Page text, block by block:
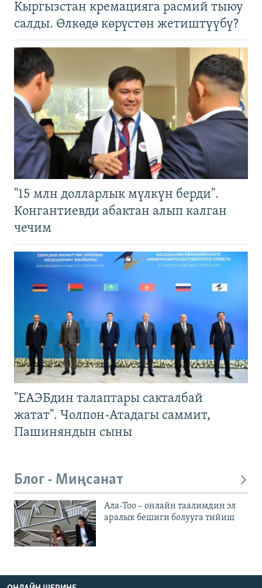
Кыргызстан кремацияга расмий тыюу
салды. Өлкөдө көрүстөн жетиштүүбү?
"15 млн долларлык мүлкүн берди".
Конгантиевди абактан алып калган
чечим
"ЕАЭБдин талаптары сакталбай
жатат". Чолпон-Атадагы саммит,
Пашиняндын сыны
Блог - Миңсанат
Ала-Тоо – онлайн таалимдин эл
аралык бешиги болууга тийиш